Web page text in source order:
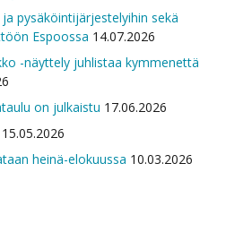
pysäköintijärjestelyihin sekä
Espoossa 14.07.2026
-näyttely juhlistaa kymmenettä
on julkaistu 17.06.2026
15.05.2026
heinä-elokuussa 10.03.2026